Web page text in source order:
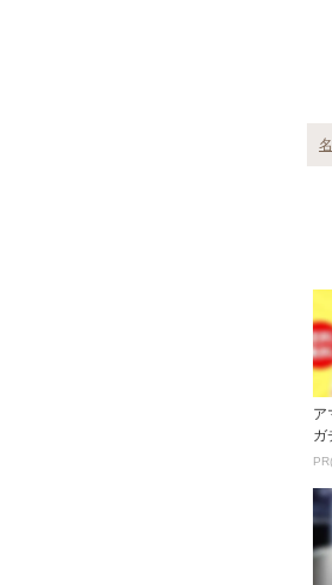
ア
ガ